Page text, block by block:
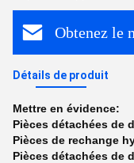
Obtenez le
Détails de produit
Mettre en évidence:
Pièces détachées de
Pièces de rechange
Pièces détachées de